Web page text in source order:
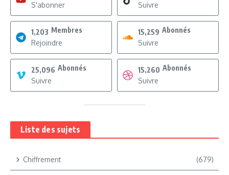
S'abonner
Suivre
1,203 Membres
Rejoindre
15,259 Abonnés
Suivre
25,096 Abonnés
Suivre
15,260 Abonnés
Suivre
Liste des sujets
Chiffrement (679)